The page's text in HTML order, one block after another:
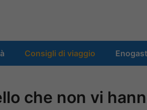
Consigli di viaggio
che non vi